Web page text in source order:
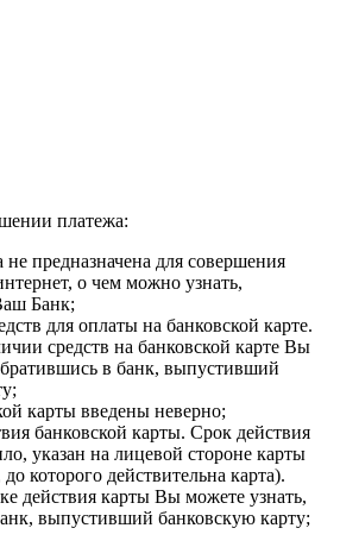
платежа:
не предназначена для совершения
о чем можно узнать,
Банк;
для оплаты на банковской карте.
средств на банковской карте Вы
в банк, выпустивший
карты введены неверно;
банковской карты. Срок действия
указан на лицевой стороне карты
которого действительна карта).
действия карты Вы можете узнать,
выпустивший банковскую карту;